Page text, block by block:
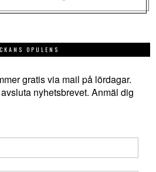
OPULENS
gratis via mail på lördagar.
nyhetsbrevet. Anmäl dig